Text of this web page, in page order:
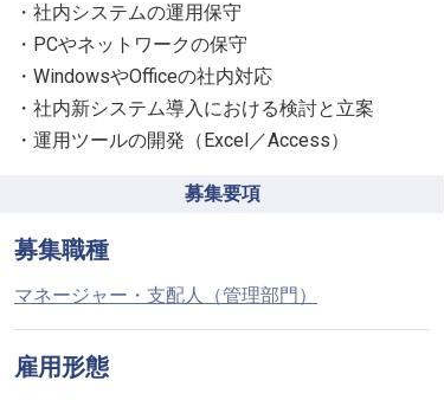
・社内システムの運用保守
・PCやネットワークの保守
・WindowsやOfficeの社内対応
・社内新システム導入における検討と立案
・運用ツールの開発（Excel／Access）
募集要項
募集職種
マネージャー・支配人（管理部門）
雇用形態